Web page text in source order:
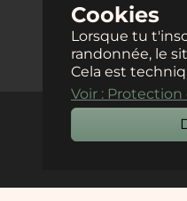
Cookies
Lorsque tu
randonnée, le
Cela est
Voir :